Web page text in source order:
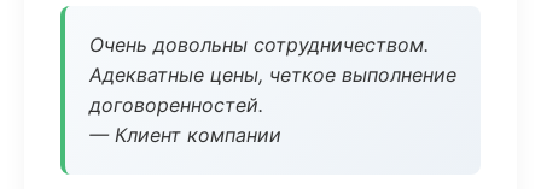
Очень довольны сотрудничеством.
Адекватные цены, четкое выполнение
договоренностей.
— Клиент компании